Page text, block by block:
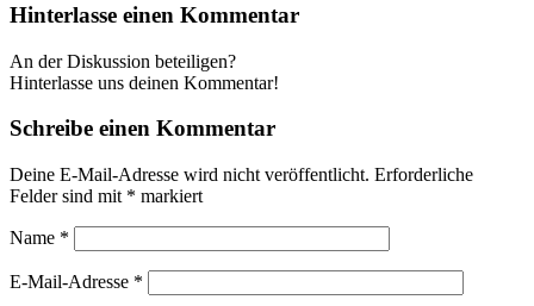
Hinterlasse einen Kommentar
An der Diskussion beteiligen?
Hinterlasse uns deinen Kommentar!
Schreibe einen Kommentar
Deine E-Mail-Adresse wird nicht veröffentlicht. Erforderliche
Felder sind mit * markiert
Name *
E-Mail-Adresse *